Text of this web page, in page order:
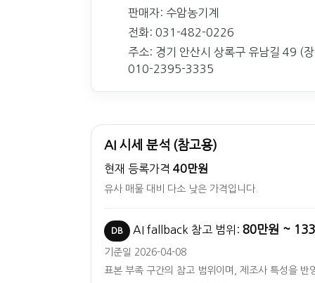
판매자: 수암농기계
전화: 031-482-0226
주소: 경기 안산시 상록구 유남길 49 (
010-2395-3335
AI 시세 분석 (참고용)
현재 등록가격 40만원
유사 매물 대비 다소 낮은 가격입니다.
DB AI fallback 참고 범위: 80만원 ~
기준일 2026-04-08
표본 부족 구간의 참고 범위이며, 제조사 특성을 반